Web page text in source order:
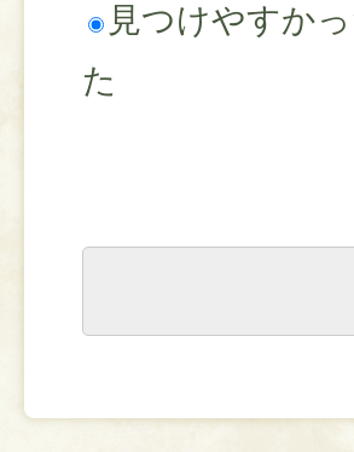
見つけやすか
た